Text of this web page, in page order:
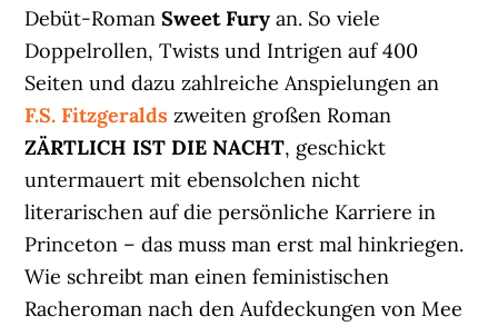
Debüt-RomanSweet Furyan. So viele
Doppelrollen, Twists und Intrigen auf 400
Seiten und dazu zahlreiche Anspielungen an
F.S. Fitzgeralds zweiten großen Roman
ZÄRTLICH IST DIE NACHT, geschickt
untermauert mit ebensolchen nicht
literarischen auf die persönliche Karriere in
Princeton – das muss man erst mal hinkriegen.
Wie schreibt man einen feministischen
Racheroman nach den Aufdeckungen von Mee